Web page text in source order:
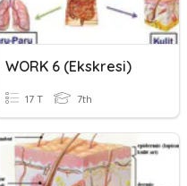
WORK 6 (Ekskresi)
17 T 7th